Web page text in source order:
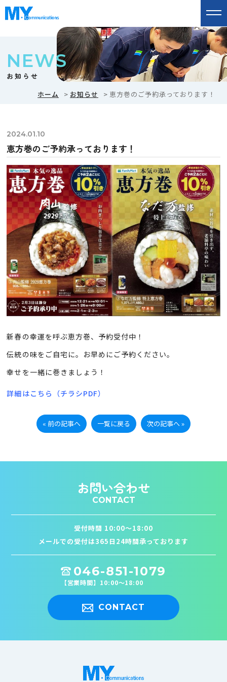
NEWS
お知らせ
ホーム
お知らせ 恵方巻のご予約承っております！
2024.01.10
恵方巻のご予約承っております！
新春の幸運を呼ぶ恵方巻、予約受付中！
伝統の味をご自宅に。お早めにご予約ください。
幸せを一緒に巻きましょう！
詳細はこちら（チラシPDF）
« 前の記事へ 一覧に戻る 次の記事へ »
お問い合わせ
CONTACT
受付時間 10:00〜18:00
メールでの受付は365日24時間承っております
046-851-1079
【営業時間】10:00〜18:00
CONTACT